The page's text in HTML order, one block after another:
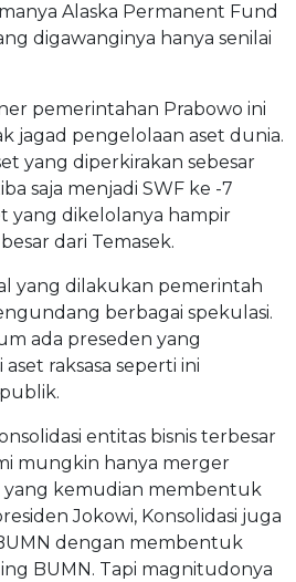
Alaska Permanent Fund
digawanginya hanya senilai
pemerintahan Prabowo ini
jagad pengelolaan aset dunia.
yang diperkirakan sebesar
saja menjadi SWF ke -7
yang dikelolanya hampir
dari Temasek.
yang dilakukan pemerintah
berbagai spekulasi.
ada preseden yang
raksasa seperti ini
entitas bisnis terbesar
mungkin hanya merger
yang kemudian membentuk
Jokowi, Konsolidasi juga
dengan membentuk
BUMN. Tapi magnitudonya